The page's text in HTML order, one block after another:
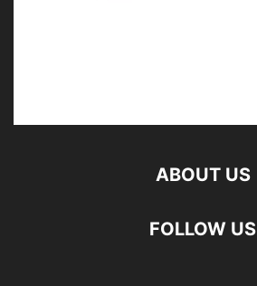
ABOUT US
FOLLOW US